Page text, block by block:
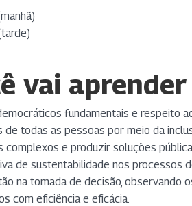
vai
fundamentais e respeito
de todas as pessoas por meio da
complexos e produzir soluções
de sustentabilidade nos processos
na tomada de decisão, observando
com eficiência e eficácia.